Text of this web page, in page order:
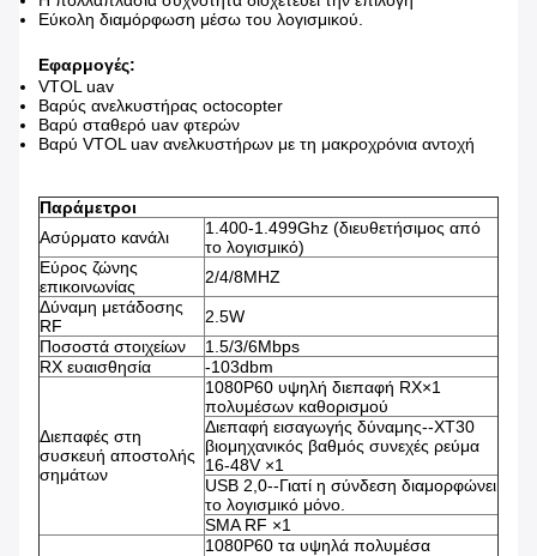
Εύκολη διαμόρφωση μέσω του λογισμικού.
Εφαρμογές:
VTOL uav
Βαρύς ανελκυστήρας octocopter
Βαρύ σταθερό uav φτερών
Βαρύ VTOL uav ανελκυστήρων με τη μακροχρόνια αντοχή
Παράμετροι
Ασύρματο κανάλι
1.400-1.499Ghz (διευθετήσιμος από
το λογισμικό)
Εύρος ζώνης
επικοινωνίας
2/4/8MHZ
Δύναμη μετάδοσης
RF
2.5W
Ποσοστά στοιχείων
1.5/3/6Mbps
RX ευαισθησία
-103dbm
Διεπαφές στη
συσκευή αποστολής
σημάτων
1080P60 υψηλή διεπαφή RX×1
πολυμέσων καθορισμού
Διεπαφή εισαγωγής δύναμης--XT30
βιομηχανικός βαθμός συνεχές ρεύμα
16-48V ×1
USB 2,0--Γιατί η σύνδεση διαμορφώνει
το λογισμικό μόνο.
SMA RF ×1
1080P60 τα υψηλά πολυμέσα